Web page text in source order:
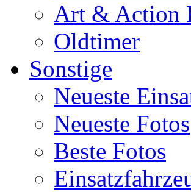
Art & Action
Oldtimer
Sonstige
Neueste
Neueste Fotos
Beste Fotos